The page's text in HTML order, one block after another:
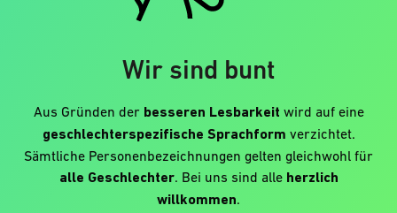
Wir sind bunt
Aus Gründen der besseren Lesbarkeit wird auf eine
geschlechterspezifische Sprachform verzichtet.
Sämtliche Personenbezeichnungen gelten gleichwohl für
alle Geschlechter. Bei uns sind alle herzlich
willkommen.